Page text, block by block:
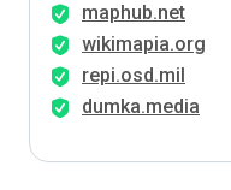
maphub.net
wikimapia.org
repi.osd.mil
dumka.media